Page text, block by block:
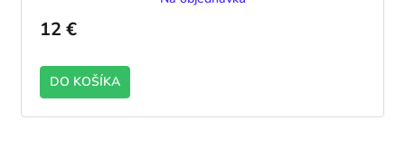
12 €
DO KOŠÍKA